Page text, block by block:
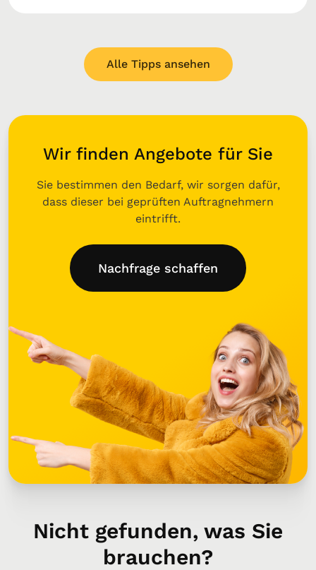
Alle Tipps ansehen
Wir finden Angebote für Sie
Sie bestimmen den Bedarf, wir sorgen dafür,
dass dieser bei geprüften Auftragnehmern
eintrifft.
Nachfrage schaffen
Nicht gefunden, was Sie
brauchen?